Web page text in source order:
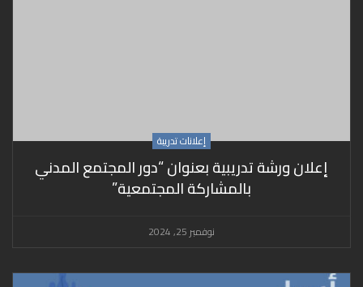
إعلانات تدريبة
إعلان ورشة تدريبية بعنوان “دور المجتمع المدني
بالمشاركة المجتمعية”
نوفمبر 25, 2024